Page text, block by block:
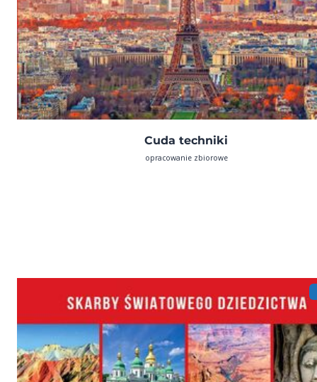
Cuda techniki
opracowanie zbiorowe